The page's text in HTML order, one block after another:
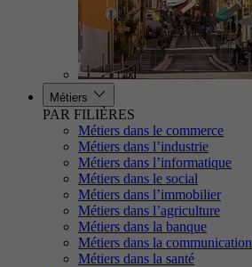
Métiers
PAR FILIÈRES
Métiers dans le commerce
Métiers dans l’industrie
Métiers dans l’informatique
Métiers dans le social
Métiers dans l’immobilier
Métiers dans l’agriculture
Métiers dans la banque
Métiers dans la communication
Métiers dans la santé